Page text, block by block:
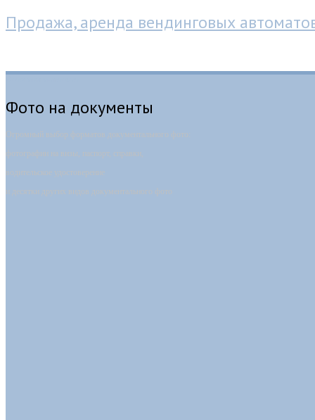
Продажа, аренда вендинговых
Фото на документы
Огромный выбор форматов документального фото:
фотографии на визы, паспорт, справки,
водительское удостоверение
и десятки других видов документального фото